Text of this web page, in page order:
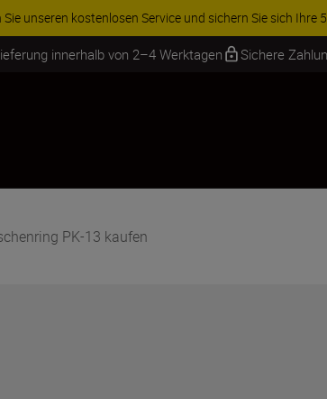
Sie unseren kostenlosen Service und sichern Sie sich Ihre
innerhalb von 2–4 Werktagen Sichere
PK-13 kaufen